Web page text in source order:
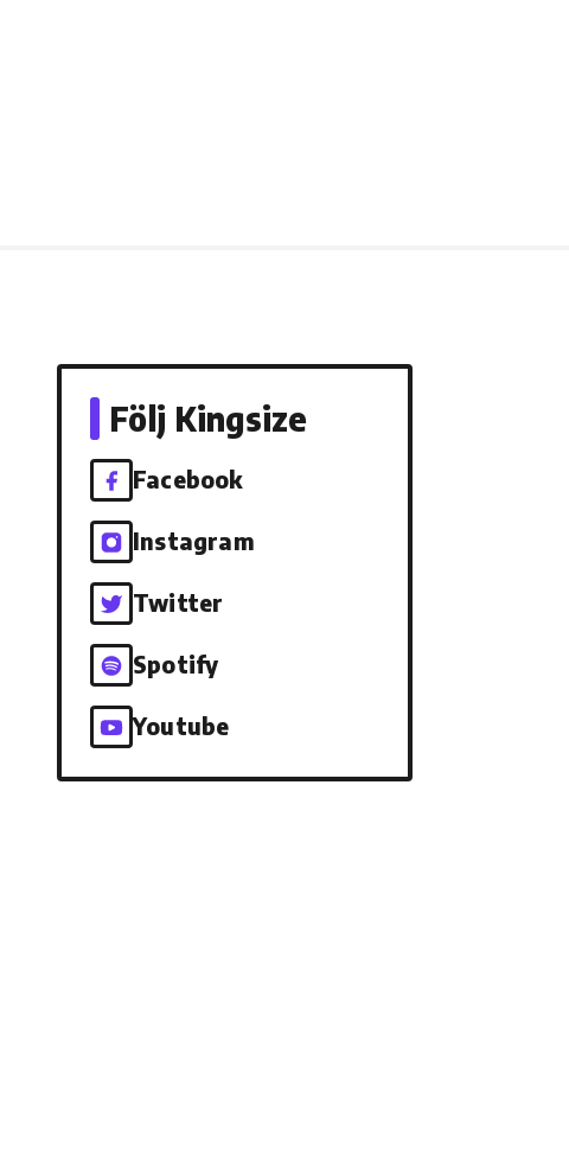
Följ Kingsize
Facebook
Instagram
Twitter
Spotify
Youtube